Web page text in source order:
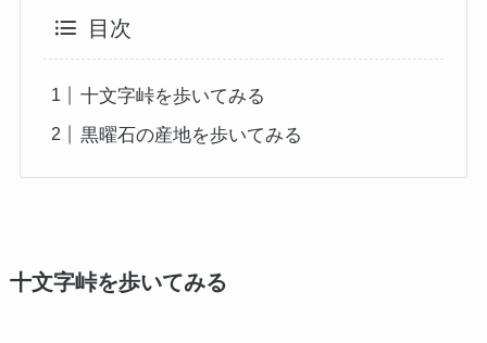
目次
十文字峠を歩いてみる
黒曜石の産地を歩いてみる
十文字峠を歩いてみる